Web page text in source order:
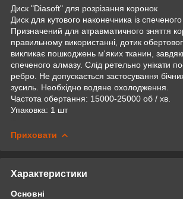
Диск "Diasoft" для розрізання коронок
Диск для кутового наконечника із
Призначений для атравматичного зняття
правильному використанні, дотик
викликає пошкоджень м'яких тканин,
спеченого алмазу. Слід ретельно унікати
ребро. Не допускається застосування
зусиль. Необхідно водяне охолодження.
Частота обертання: 15000-25000 об / хв.
Упаковка: 1 шт
Приховати
Характеристики
Основні